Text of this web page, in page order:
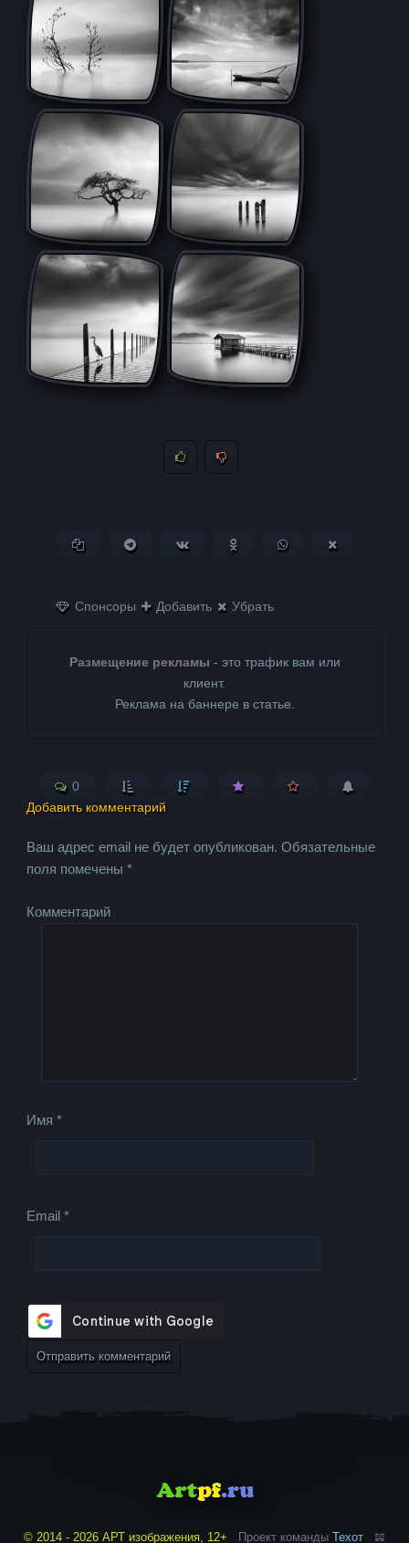
Копировать ссылкуПоделиться в Telegram
Поделиться ВКонтактеПоделиться в
Поделиться в
Спонсоры Добавить Убрать
Размещение рекламы - это трафик вам или
клиент.
Реклама на баннере в статье.
0
Добавить комментарий
Ваш адрес email не будет опубликован. Обязательные
поля помечены*
Комментарий
Имя*
Email*
© 2014 - 2026 АРТ изображения, 12+ Проект команды Техот 𝌴